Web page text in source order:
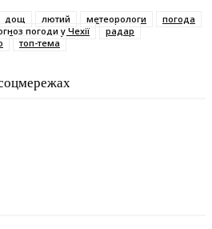
дощ лютий метеорологи
погода
погоди у Чехії
радар
топ-тема